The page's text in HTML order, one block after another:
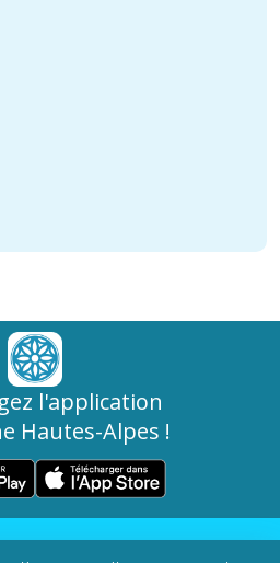
l'application
Hautes-Alpes !